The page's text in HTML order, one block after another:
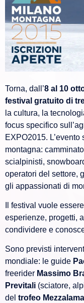
Torna, dall’8 al 10
festival gratuito di
la cultura, la
focus specifico
EXPO2015.
montagna:
scialpinisti,
operatori del settore,
gli appassionati di
Il festival vuole
esperienze, progetti,
condividere e
Sono previsti
mondiale: le guide
freerider Massimo
Previtali (sciatore,
del trofeo